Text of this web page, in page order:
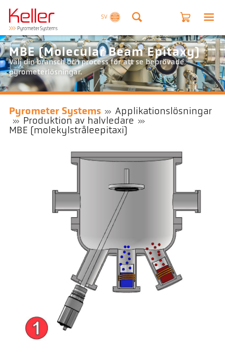
SV
MBE (Molecular Beam Epitaxy)
Välj din bransch och process för att se beprövade
pyrometerlösningar.
Pyrometer Systems
Applikationslösningar
Produktion av halvledare
MBE (molekylstråleepitaxi)